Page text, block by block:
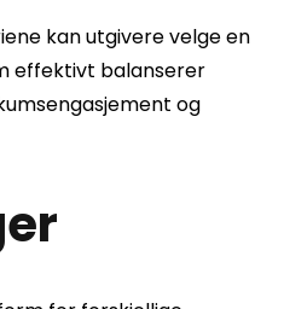
kan utgivere velge en
effektivt balanserer
og